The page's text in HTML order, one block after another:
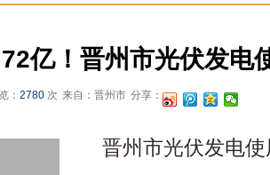
亿！晋州市光伏发电
： 2780 次 来自：晋州市 分享：
晋州市光伏发电